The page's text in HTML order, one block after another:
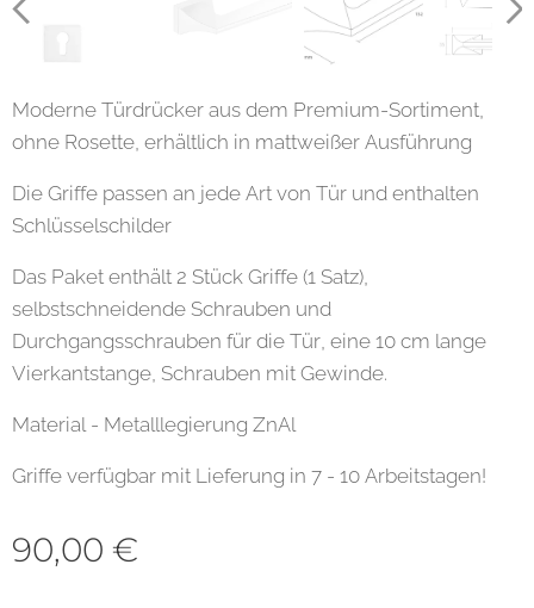
Moderne Türdrücker aus dem Premium-Sortiment,
ohne Rosette, erhältlich in mattweißer Ausführung
Die Griffe passen an jede Art von Tür und enthalten
Schlüsselschilder
Das Paket enthält 2 Stück Griffe (1 Satz),
selbstschneidende Schrauben und
Durchgangsschrauben für die Tür, eine 10 cm lange
Vierkantstange, Schrauben mit Gewinde.
Material - Metalllegierung ZnAl
Griffe verfügbar mit Lieferung in 7 - 10 Arbeitstagen!
90,00 €